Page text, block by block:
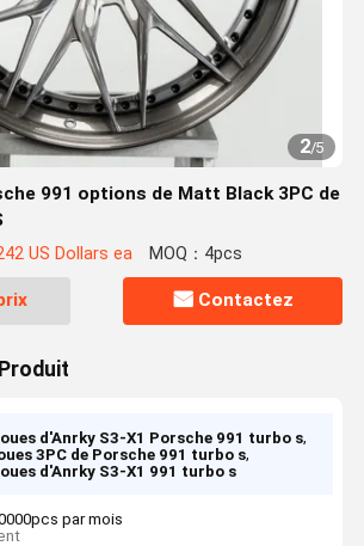
2/5
991 options de Matt Black 3PC de
US Dollars ea MOQ：4pcs
Contactez
d'Anrky S3-X1 Porsche 991 turbo s,
3PC de Porsche 991 turbo s,
d'Anrky S3-X1 991 turbo s
par mois